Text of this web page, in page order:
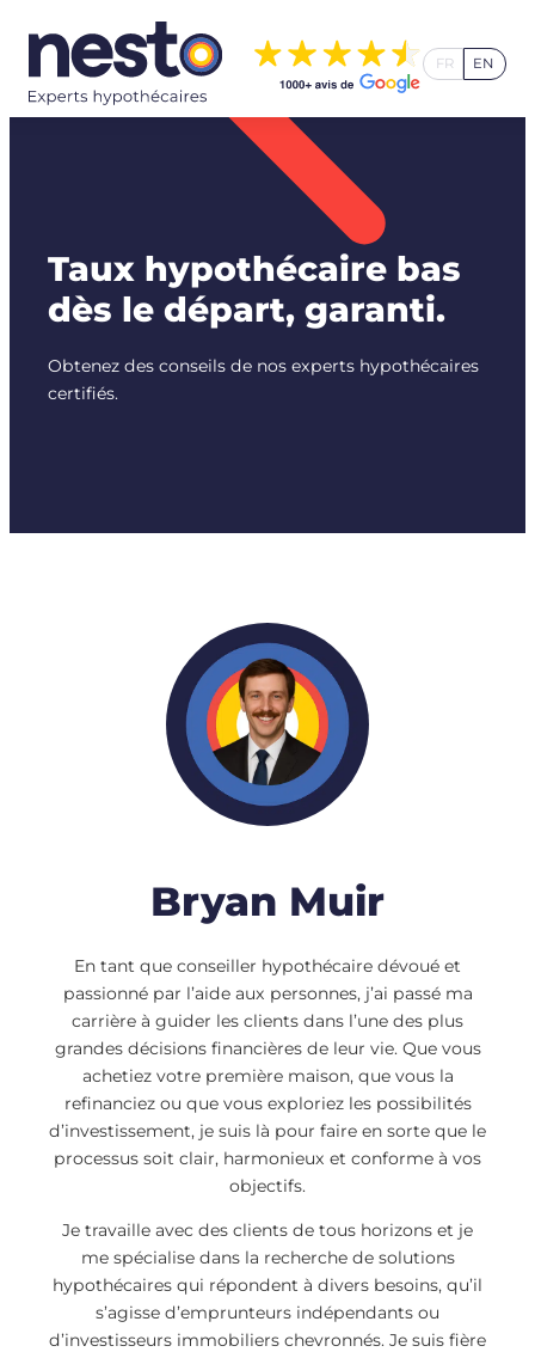
contenu
FR EN
Taux hypothécaire bas
dès le départ, garanti.
Obtenez des conseils de nos experts hypothécaires
certifiés.
Bryan Muir
En tant que conseiller hypothécaire dévoué et
passionné par l’aide aux personnes, j’ai passé ma
carrière à guider les clients dans l’une des plus
grandes décisions financières de leur vie. Que vous
achetiez votre première maison, que vous la
refinanciez ou que vous exploriez les possibilités
d’investissement, je suis là pour faire en sorte que le
processus soit clair, harmonieux et conforme à vos
objectifs.
Je travaille avec des clients de tous horizons et je
me spécialise dans la recherche de solutions
hypothécaires qui répondent à divers besoins, qu’il
s’agisse d’emprunteurs indépendants ou
d’investisseurs immobiliers chevronnés. Je suis fière